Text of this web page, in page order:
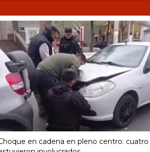
en cadena en pleno centro: